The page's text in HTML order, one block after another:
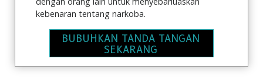
kebenaran tentang narkoba.
BUBUHKAN TANDA TANGAN
SEKARANG